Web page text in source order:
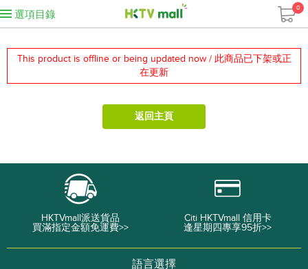
選項目錄
0
This product is offline or being updated now / 此商品已下架或正
在更新
返回主頁
HKTVmall派送貨品
買滿指定金額免運費>>
Citi HKTVmall 信用卡
逢星期四專享95折>>
語言選擇